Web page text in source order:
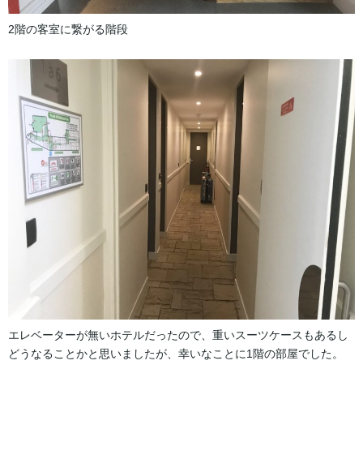
2階の客室に繋がる階段
エレベーターが無いホテルだったので、重いスーツケースもあるし
どうなることかと思いましたが、幸いなことに1階の部屋でした。